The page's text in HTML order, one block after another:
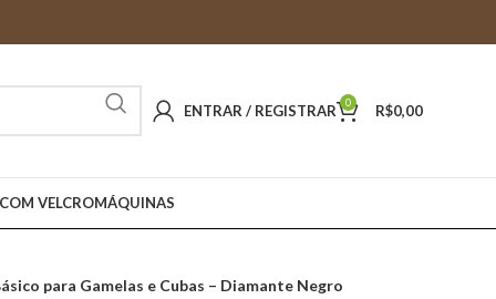
ENTRAR / REGISTRAR 0 R$0,00
VELCROMÁQUINAS
para Gamelas e Cubas – Diamante Negro